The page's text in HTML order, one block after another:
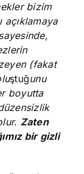
bizim
açıklamaya
(fakat
ştuğunu
boyutta
Zaten
bir gizli